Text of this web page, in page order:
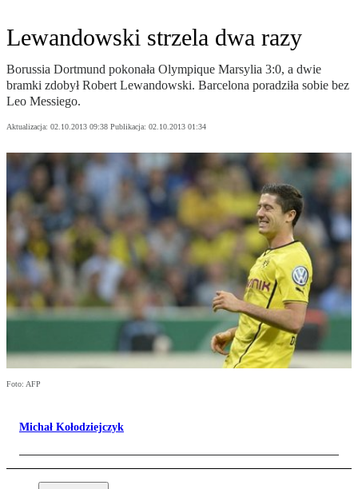
Lewandowski strzela dwa razy
Borussia Dortmund pokonała Olympique Marsylia 3:0, a dwie
bramki zdobył Robert Lewandowski. Barcelona poradziła sobie bez
Leo Messiego.
Aktualizacja: 02.10.2013 09:38 Publikacja: 02.10.2013 01:34
Foto: AFP
Michał Kołodziejczyk